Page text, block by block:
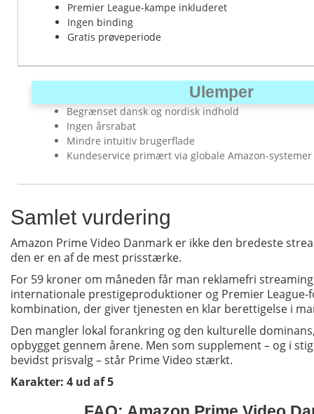
Premier League-kampe inkluderet
Ingen binding
Gratis prøveperiode
Ulemper
Begrænset dansk og nordisk indhold
Ingen årsrabat
Mindre intuitiv brugerflade
Kundeservice primært via globale Amazon-systemer
Samlet vurdering
Amazon Prime Video Danmark er ikke den bredeste
den er en af de mest prisstærke.
For 59 kroner om måneden får man reklamefri
internationale prestigeproduktioner og Premier League-
kombination, der giver tjenesten en klar berettigelse i
Den mangler lokal forankring og den kulturelle
opbygget gennem årene. Men som supplement – og i
bevidst prisvalg – står Prime Video stærkt.
Karakter: 4 ud af 5